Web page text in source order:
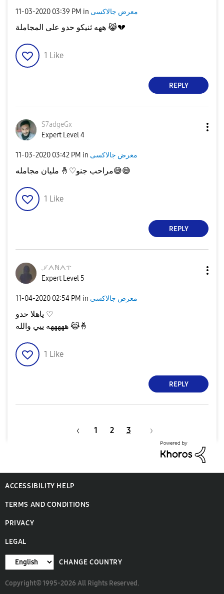
o
‎11-03-2020 03:39 PM in معرض جالاكسى
😹💔
1 Like
REPLY
S7adgeGx
Expert Level 4
‎11-03-2020 03:42 PM in معرض جالاكسى
مراحب جنو♡ 🤞 مليان مجامله 😅😅
1 Like
REPLY
ℐᗅℕᗅᝨ
Expert Level 5
‎11-04-2020 02:54 PM in معرض جالاكسى
ياهلا حدو ♡
😹 🤞
1 Like
REPLY
1 2 3
ACCESSIBILITY HELP
TERMS AND CONDITIONS
PRIVACY
LEGAL
CHANGE COUNTRY
Copyright© 1995-2026 All Rights Reserved.